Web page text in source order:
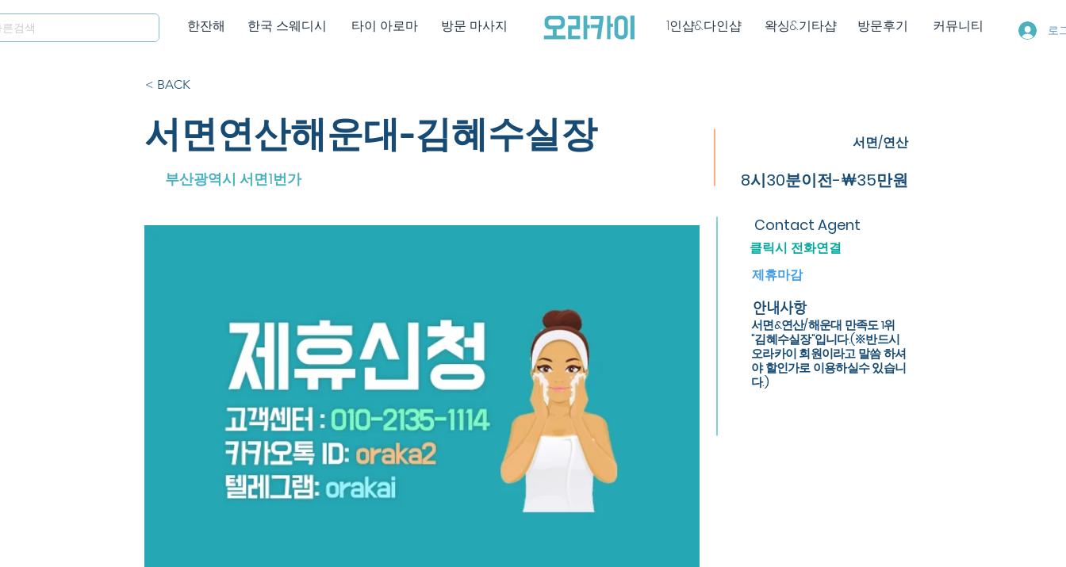
한국 스웨디시
한잔해 타이 아로마 방문 마사지 1인샵&다인샵 왁싱&기타샵 방문후기 커뮤니티 로
< BACK
서면연산해운대-김혜수실장
부산광역시 서면1번가
서면/연산
8시30분이전-￦35만원
Contact Agent
클릭시 전화연결
제휴마감
안내사항
서면&연산/해운대 만족도 1위
"김혜수실장"입니다.(※반드시
오라카이 회원이라고 말씀 하셔
야 할인가로 이용하실수 있습니
다.)